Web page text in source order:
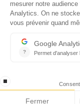
Contact
Conditions